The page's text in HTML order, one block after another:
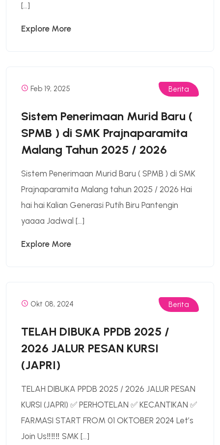
[…]
Explore More
Feb 19, 2025 Berita
Sistem Penerimaan Murid Baru (
SPMB ) di SMK Prajnaparamita
Malang Tahun 2025 / 2026
Sistem Penerimaan Murid Baru ( SPMB ) di SMK
Prajnaparamita Malang tahun 2025 / 2026 Hai
hai hai Kalian Generasi Putih Biru Pantengin
yaaaa Jadwal […]
Explore More
Okt 08, 2024 Berita
TELAH DIBUKA PPDB 2025 /
2026 JALUR PESAN KURSI
(JAPRI)
TELAH DIBUKA PPDB 2025 / 2026 JALUR PESAN
KURSI (JAPRI) ✅ PERHOTELAN ✅ KECANTIKAN ✅
FARMASI START FROM 01 OKTOBER 2024 Let’s
Join Us‼️‼️‼️ SMK […]